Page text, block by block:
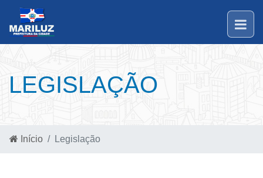
LEGISLAÇÃO
Início Legislação